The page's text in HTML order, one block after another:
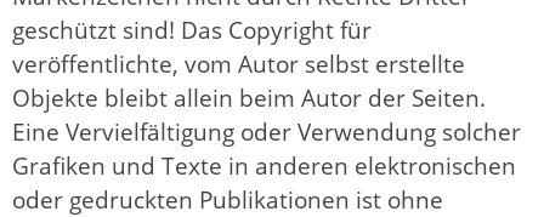
geschützt sind! Das Copyright für
veröffentlichte, vom Autor selbst erstellte
Objekte bleibt allein beim Autor der Seiten.
Eine Vervielfältigung oder Verwendung solcher
Grafiken und Texte in anderen elektronischen
oder gedruckten Publikationen ist ohne